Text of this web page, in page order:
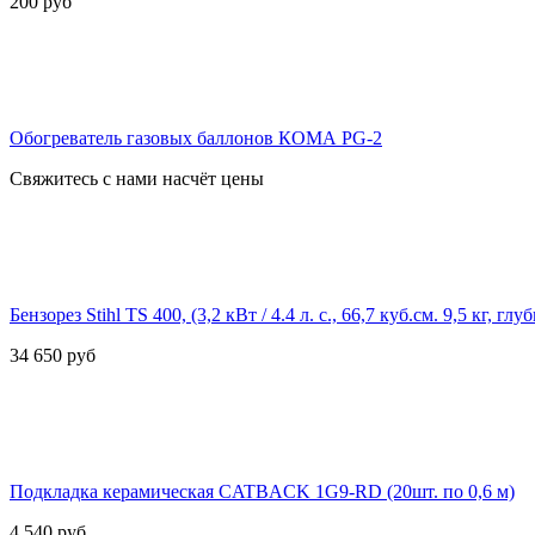
Обогреватель газовых баллонов КОМА PG-2
Свяжитесь с нами насчёт цены
Бензорез Stihl TS 400, (3,2 кВт / 4.4 л. с., 66,7 куб.см. 9,5 кг,
34 650 руб
Подкладка керамическая CATBACK 1G9-RD (20шт. по 0,6 м)